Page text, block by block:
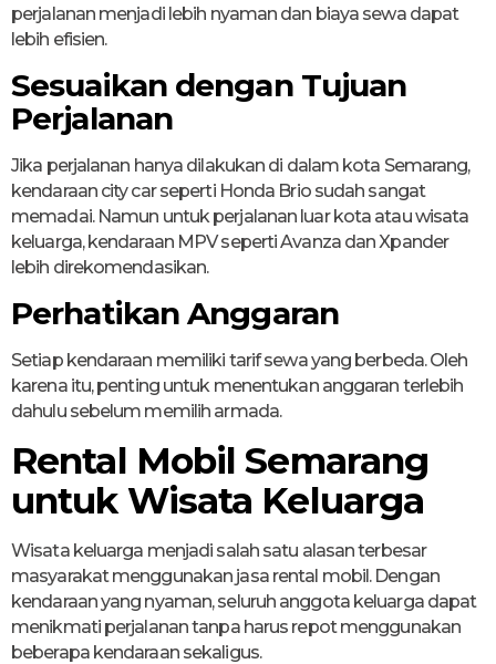
perjalanan menjadi lebih nyaman dan biaya sewa dapat
lebih efisien.
Sesuaikan dengan Tujuan
Perjalanan
Jika perjalanan hanya dilakukan di dalam kota Semarang,
kendaraan city car seperti Honda Brio sudah sangat
memadai. Namun untuk perjalanan luar kota atau wisata
keluarga, kendaraan MPV seperti Avanza dan Xpander
lebih direkomendasikan.
Perhatikan Anggaran
Setiap kendaraan memiliki tarif sewa yang berbeda. Oleh
karena itu, penting untuk menentukan anggaran terlebih
dahulu sebelum memilih armada.
Rental Mobil Semarang
untuk Wisata Keluarga
Wisata keluarga menjadi salah satu alasan terbesar
masyarakat menggunakan jasa rental mobil. Dengan
kendaraan yang nyaman, seluruh anggota keluarga dapat
menikmati perjalanan tanpa harus repot menggunakan
beberapa kendaraan sekaligus.